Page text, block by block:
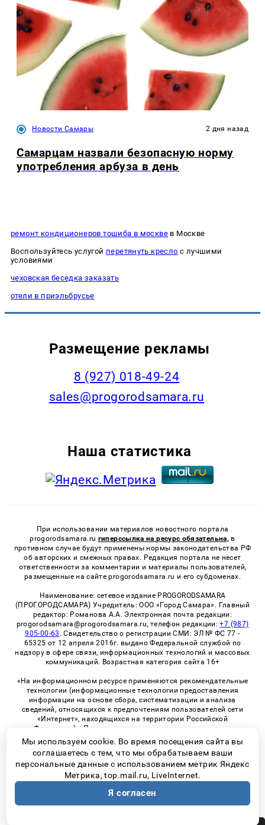
Новости Самары 2 дня назад
Самарцам назвали безопасную норму
употребления арбуза в день
ремонт кондиционеров тошиба в москве в Москве
Воспользуйтесь услугой перетянуть кресло с лучшими
условиями
чеховская беседка заказать
отели в приэльбрусье
Размещение рекламы
8 (927) 018-49-24
sales@progorodsamara.ru
Наша статистика
При использовании материалов новостного портала
progorodsamara.ru гиперссылка на ресурс обязательна, в
противном случае будут применены нормы законодательства РФ
об авторских и смежных правах. Редакция портала не несет
ответственности за комментарии и материалы пользователей,
размещенные на сайте progorodsamara.ru и его субдоменах.
Наименование: сетевое издание PROGORODSAMARA
(ПРОГОРОДСАМАРА) Учредитель: ООО «Город Самара». Главный
редактор: Романова А.А. Электронная почта редакции:
progorodsamara@progorodsamara.ru, телефон редакции:+7 (987)
905-00-63 . Свидетельство о регистрации СМИ: ЭЛ № ФС 77 -
65325 от 12 апреля 2016г. выдано Федеральной службой по
надзору в сфере связи, информационных технологий и массовых
коммуникаций. Возрастная категория сайта 16+
«На информационном ресурсе применяются рекомендательные
технологии (информационные технологии предоставления
информации на основе сбора, систематизации и анализа
сведений, относящихся к предпочтениям пользователей сети
«Интернет», находящихся на территории Российской
Федерации)». Правила применения рекомендательных
технологий в виджетах рекламно-обменной сети
«СМИ2» (PDF)
© 2026 «ProGorodSamara» | Все права защищены
Возрастная категория сайта 16+
Политика конфиденциальности
Мы используем cookie. Во время посещения сайта вы
соглашаетесь с тем, что мы обрабатываем ваши
персональные данные с использованием метрик Яндекс
Метрика, top.mail.ru, LiveInternet.
Я согласен